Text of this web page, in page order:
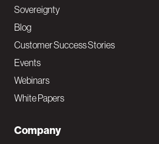
Sovereignty
Blog
Customer Success Stories
Events
Webinars
White Papers
Company